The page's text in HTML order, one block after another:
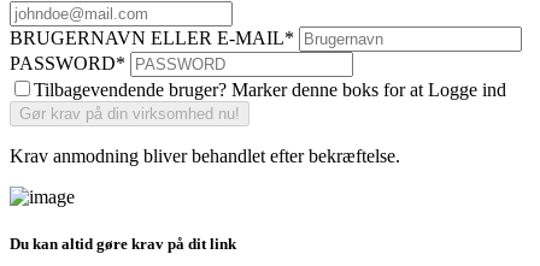
BRUGERNAVN ELLER E-MAIL*
PASSWORD*
Tilbagevendende bruger? Marker denne boks for at Logge ind
Krav anmodning bliver behandlet efter bekræftelse.
Du kan altid gøre krav på dit link